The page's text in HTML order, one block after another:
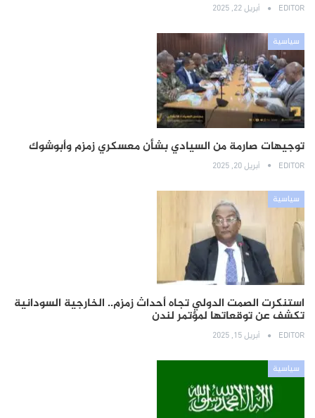
EDITOR أبريل 22, 2025
سياسية
توجيهات صارمة من السيادي بشأن معسكري زمزم وأبوشوك
EDITOR أبريل 20, 2025
سياسية
استنكرت الصمت الدولي تجاه أحداث زمزم.. الخارجية السودانية
تكشف عن توقعاتها لمؤتمر لندن
EDITOR أبريل 15, 2025
سياسية